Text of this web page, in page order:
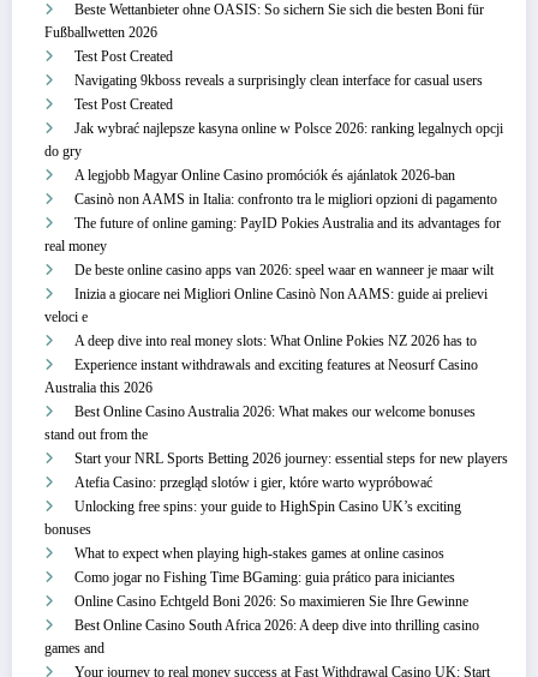
Beste Wettanbieter ohne OASIS: So sichern Sie sich die besten Boni für
Fußballwetten 2026
Test Post Created
Navigating 9kboss reveals a surprisingly clean interface for casual users
Test Post Created
Jak wybrać najlepsze kasyna online w Polsce 2026: ranking legalnych opcji
do gry
A legjobb Magyar Online Casino promóciók és ajánlatok 2026-ban
Casinò non AAMS in Italia: confronto tra le migliori opzioni di pagamento
The future of online gaming: PayID Pokies Australia and its advantages for
real money
De beste online casino apps van 2026: speel waar en wanneer je maar wilt
Inizia a giocare nei Migliori Online Casinò Non AAMS: guide ai prelievi
veloci e
A deep dive into real money slots: What Online Pokies NZ 2026 has to
Experience instant withdrawals and exciting features at Neosurf Casino
Australia this 2026
Best Online Casino Australia 2026: What makes our welcome bonuses
stand out from the
Start your NRL Sports Betting 2026 journey: essential steps for new players
Atefia Casino: przegląd slotów i gier, które warto wypróbować
Unlocking free spins: your guide to HighSpin Casino UK’s exciting
bonuses
What to expect when playing high-stakes games at online casinos
Como jogar no Fishing Time BGaming: guia prático para iniciantes
Online Casino Echtgeld Boni 2026: So maximieren Sie Ihre Gewinne
Best Online Casino South Africa 2026: A deep dive into thrilling casino
games and
Your journey to real money success at Fast Withdrawal Casino UK: Start